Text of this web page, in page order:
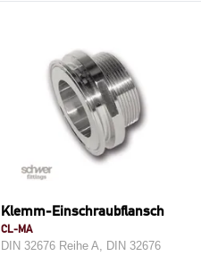
Klemm-Einschraubflansch
CL-MA
DIN 32676 Reihe A, DIN 32676